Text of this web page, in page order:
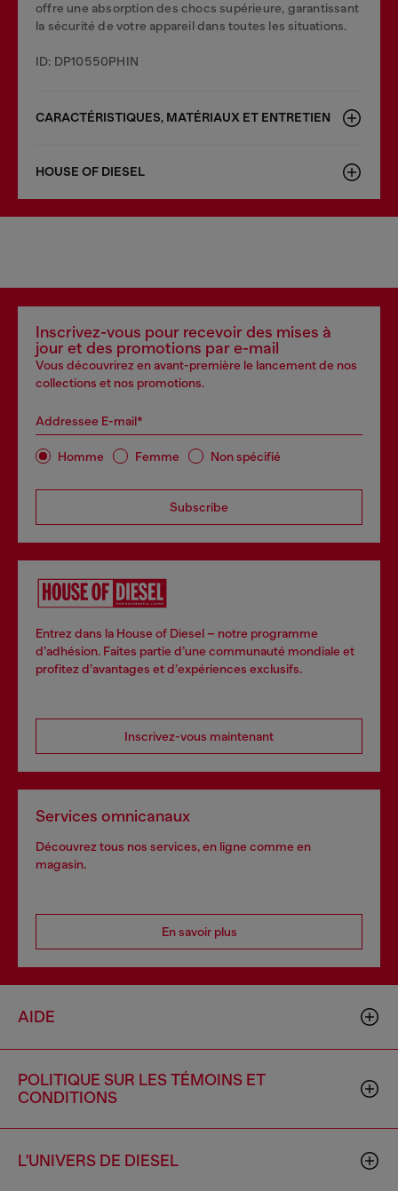
offre une absorption des chocs supérieure, garantissant
la sécurité de votre appareil dans toutes les situations.
ID: DP10550PHIN
CARACTÉRISTIQUES, MATÉRIAUX ET ENTRETIEN
HOUSE OF DIESEL
Inscrivez-vous pour recevoir des mises à
jour et des promotions par e-mail
Vous découvrirez en avant-première le lancement de nos
collections et nos promotions.
Addressee E-mail*
Homme Femme Non spécifié
Subscribe
Entrez dans la House of Diesel – notre programme
d’adhésion. Faites partie d’une communauté mondiale et
profitez d’avantages et d’expériences exclusifs.
Inscrivez-vous maintenant
Services omnicanaux
Découvrez tous nos services, en ligne comme en
magasin.
En savoir plus
AIDE
POLITIQUE SUR LES TÉMOINS ET
CONDITIONS
L'UNIVERS DE DIESEL